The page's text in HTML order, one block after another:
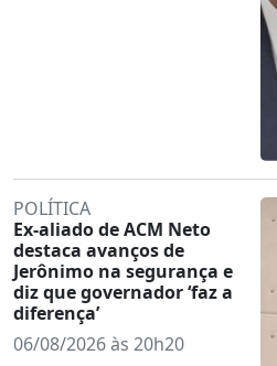
POLÍTICA
Ex-aliado de ACM Neto
destaca avanços de
Jerônimo na segurança e
diz que governador ‘faz a
diferença’
06/08/2026 às 20h20